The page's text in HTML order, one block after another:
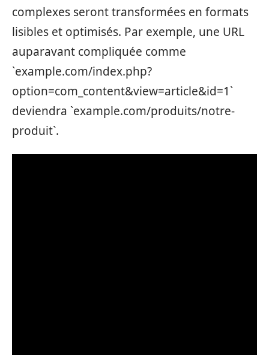
complexes seront transformées en formats
lisibles et optimisés. Par exemple, une URL
auparavant compliquée comme
`example.com/index.php?
option=com_content&view=article&id=1`
deviendra `example.com/produits/notre-
produit`.